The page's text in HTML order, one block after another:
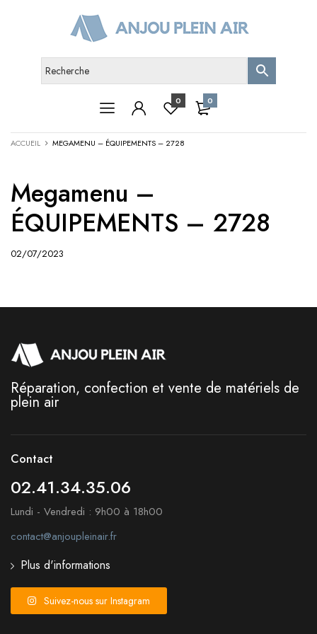
0 0
ACCUEIL MEGAMENU – ÉQUIPEMENTS – 2728
Megamenu –
ÉQUIPEMENTS – 2728
02/07/2023
Réparation, confection et vente de matériels de
plein air
Contact
02.41.34.35.06
Lundi - Vendredi : 9h00 à 18h00
contact@anjoupleinair.fr
Plus d'informations
Suivez-nous sur Instagram